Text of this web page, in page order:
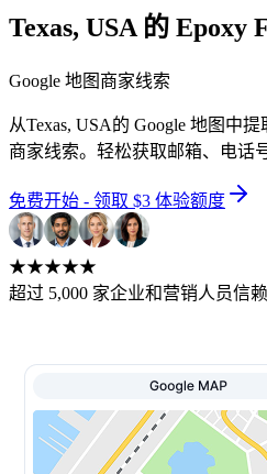
Texas, USA 的 Epoxy
Google 地图商家线索
从Texas, USA的 Google 地图中
商家线索。轻松获取邮箱、电话
免费开始 - 领取 $3 体验额度
★★★★★
超过 5,000 家企业和营销人员信